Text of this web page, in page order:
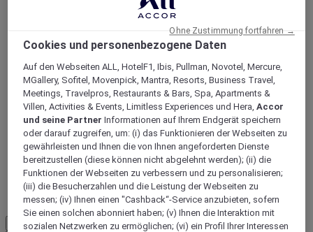
ALL Accor+ Voyager
15% rabatt das ganze Jahrüber auf Ihre Aufenthalte
bei über 30 Marken
JETZT ANMELDEN
Mehr
Cookies und personenbezogene Daten
Auf den Webseiten ALL, HotelF1, Ibis, Pullman, Novotel, Mercure,
MGallery, Sofitel, Movenpick, Mantra, Resorts, Business Travel,
Meetings, Travelpros, Restaurants & Bars, Spa, Apartments &
Villen, Activities & Events, Limitless Experiences und Hera,Accor
und seine Partner Informationen auf Ihrem Endgerät speichern
oder darauf zugreifen, um: (i) das Funktionieren der Webseiten zu
gewährleisten und Ihnen die von Ihnen angeforderten Dienste
bereitzustellen (diese können nicht abgelehnt werden); (ii) die
Funktionen der Webseiten zu verbessern und zu personalisieren;
(iii) die Besucherzahlen und die Leistung der Webseiten zu
messen; (iv) Ihnen einen "Cashback“-Service anzubieten, sofern
Sie einen solchen abonniert haben; (v) Ihnen die Interaktion mit
sozialen Netzwerken zu ermöglichen; (vi) ein Profil Ihrer Interessen
Ohne Zustimmung fortfahren →